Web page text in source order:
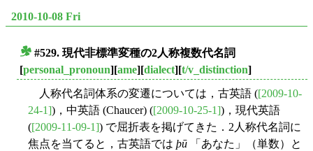
2010-10-08 Fri
#529. 現代非標準変種の2人称複数代名詞
[personal_pronoun][ame][dialect][t/v_distinction]
人称代名詞体系の変遷については，古英語 ([2009-10-
24-1])，中英語 (Chaucer) ([2009-10-25-1])，現代英語
([2009-11-09-1]) で屈折表を掲げてきた．2人称代名詞に
焦点を当てると，古英語では þū 「あなた」（単数）と